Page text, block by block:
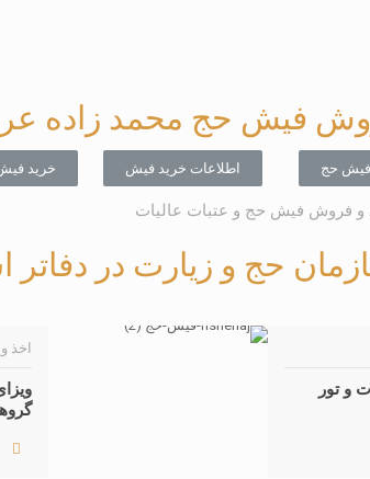
فیش حج محمد زاده
فیش حج اطلاعات خرید فیش خرید
و فروش فیش حج و عتبات عالیات
حج و زیارت در
و تور
اخذ